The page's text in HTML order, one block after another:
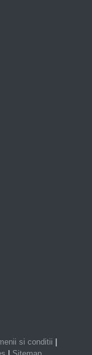
si conditii |